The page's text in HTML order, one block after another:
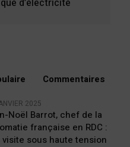
d’électricité
Commentaires
2025
Noël Barrot, chef de la
française en RDC :
visite sous haute tension